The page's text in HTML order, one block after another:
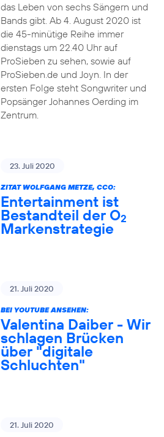
das Leben von sechs Sängern und
Bands gibt. Ab 4. August 2020 ist
die 45-minütige Reihe immer
dienstags um 22.40 Uhr auf
ProSieben zu sehen, sowie auf
ProSieben.de und Joyn. In der
ersten Folge steht Songwriter und
Popsänger Johannes Oerding im
Zentrum.
23. Juli 2020
ZITAT WOLFGANG METZE, CCO:
Entertainment ist
Bestandteil der O2
Markenstrategie
21. Juli 2020
BEI YOUTUBE ANSEHEN:
Valentina Daiber - Wir
schlagen Brücken
über "digitale
Schluchten"
21. Juli 2020